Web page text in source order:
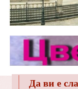
Да ви е